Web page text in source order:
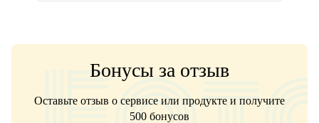
Бонусы за отзыв
Оставьте отзыв о сервисе или продукте и получите
500 бонусов